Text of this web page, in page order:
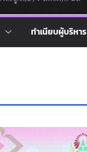
ทำเนียบผู้บริหาร